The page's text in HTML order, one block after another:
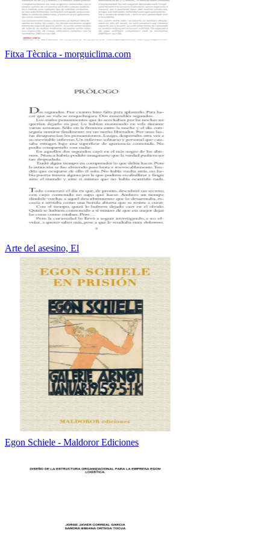
Fitxa Tècnica - morguiclima.com
Arte del asesino, El
Egon Schiele - Maldoror Ediciones